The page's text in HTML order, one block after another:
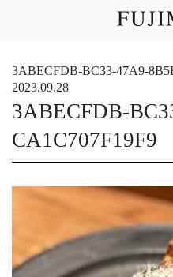
3ABECFDB-BC33-47A9-
2023.09.28
3ABECFDB-
CA1C707F19F9